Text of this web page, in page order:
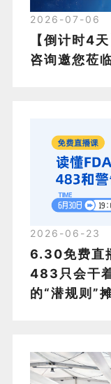
2026-07-06
【倒计时4
咨询邀您莅
2026-06-23
6.30免费直
483只会干
的“潜规则”